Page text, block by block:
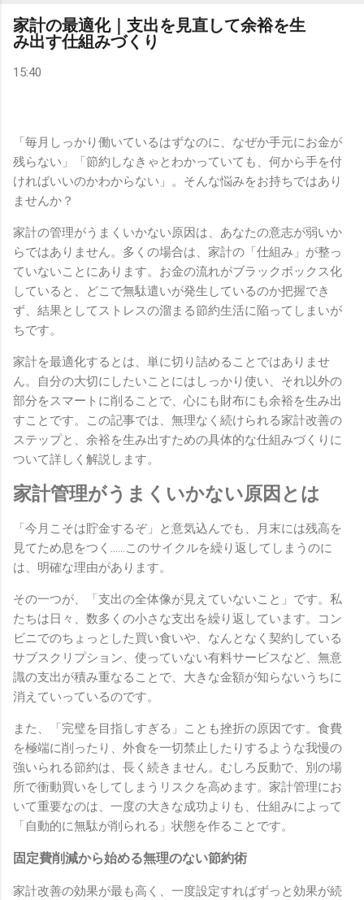
家計の最適化｜支出を見直して余裕を生
み出す仕組みづくり
15:40
「毎月しっかり働いているはずなのに、なぜか手元にお金が
残らない」「節約しなきゃとわかっていても、何から手を付
ければいいのかわからない」。そんな悩みをお持ちではあり
ませんか？
家計の管理がうまくいかない原因は、あなたの意志が弱いか
らではありません。多くの場合は、家計の「仕組み」が整っ
ていないことにあります。お金の流れがブラックボックス化
していると、どこで無駄遣いが発生しているのか把握でき
ず、結果としてストレスの溜まる節約生活に陥ってしまいが
ちです。
家計を最適化するとは、単に切り詰めることではありませ
ん。自分の大切にしたいことにはしっかり使い、それ以外の
部分をスマートに削ることで、心にも財布にも余裕を生み出
すことです。この記事では、無理なく続けられる家計改善の
ステップと、余裕を生み出すための具体的な仕組みづくりに
ついて詳しく解説します。
家計管理がうまくいかない原因とは
「今月こそは貯金するぞ」と意気込んでも、月末には残高を
見てため息をつく……このサイクルを繰り返してしまうのに
は、明確な理由があります。
その一つが、「支出の全体像が見えていないこと」です。私
たちは日々、数多くの小さな支出を繰り返しています。コン
ビニでのちょっとした買い食いや、なんとなく契約している
サブスクリプション、使っていない有料サービスなど、無意
識の支出が積み重なることで、大きな金額が知らないうちに
消えていっているのです。
また、「完璧を目指しすぎる」ことも挫折の原因です。食費
を極端に削ったり、外食を一切禁止したりするような我慢の
強いられる節約は、長く続きません。むしろ反動で、別の場
所で衝動買いをしてしまうリスクを高めます。家計管理にお
いて重要なのは、一度の大きな成功よりも、仕組みによって
「自動的に無駄が削られる」状態を作ることです。
固定費削減から始める無理のない節約術
家計改善の効果が最も高く、一度設定すればずっと効果が続